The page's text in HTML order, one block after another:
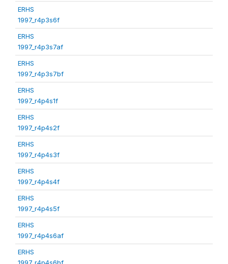
ERHS
1997_r4p3s6f
ERHS
1997_r4p3s7af
ERHS
1997_r4p3s7bf
ERHS
1997_r4p4s1f
ERHS
1997_r4p4s2f
ERHS
1997_r4p4s3f
ERHS
1997_r4p4s4f
ERHS
1997_r4p4s5f
ERHS
1997_r4p4s6af
ERHS
1997_r4p4s6bf